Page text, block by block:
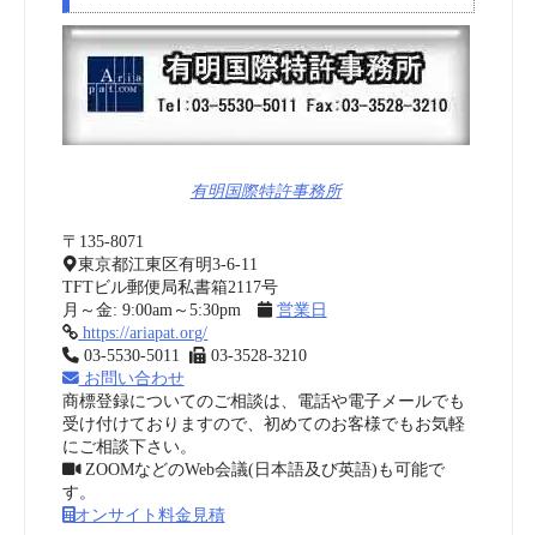
有明国際特許事務所
〒135-8071
東京都江東区有明3-6-11
TFTビル郵便局私書箱2117号
月～金: 9:00am～5:30pm
営業日
https://ariapat.org/
03-5530-5011
03-3528-3210
お問い合わせ
商標登録についてのご相談は、電話や電子メールでも
受け付けておりますので、初めてのお客様でもお気軽
にご相談下さい。
ZOOMなどのWeb会議(日本語及び英語)も可能で
す。
オンサイト料金見積